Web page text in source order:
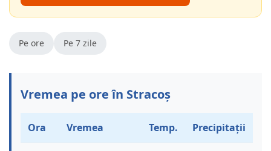
Pe ore Pe 7 zile
Vremea pe ore în Stracoș
Ora Vremea Temp. Precipitații